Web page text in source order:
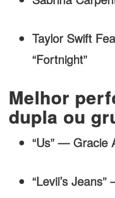
Taylor Swift
“Fortnight”
Melhor
dupla ou
“Us” — Gracie
“Levii’s